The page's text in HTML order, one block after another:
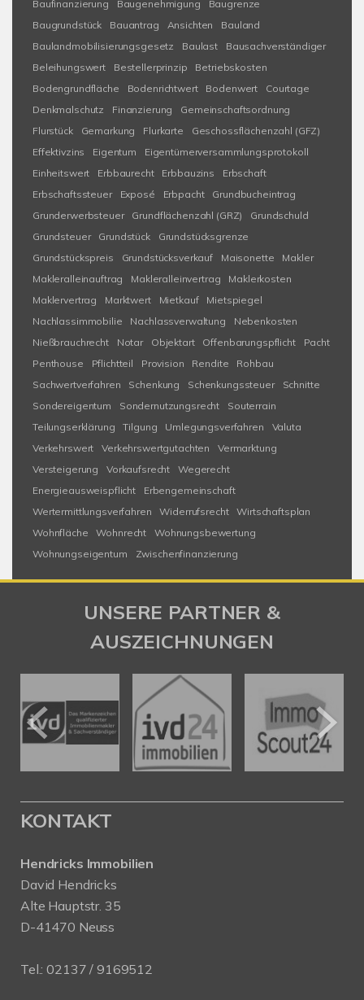
Baufinanzierung
Baugenehmigung
Baugrenze
Baugrundstück
Bauantrag Ansichten
Bauland
Baulandmobilisierungsgesetz
Baulast
Bausachverständiger
Beleihungswert
Bestellerprinzip
Betriebskosten
Bodengrundfläche
Bodenrichtwert Bodenwert
Courtage
Denkmalschutz
Finanzierung
Gemeinschaftsordnung
Flurstück
Gemarkung Flurkarte
Geschossflächenzahl (GFZ)
Effektivzins
Eigentum
Eigentümerversammlungsprotokoll
Einheitswert
Erbbaurecht Erbbauzins
Erbschaft
Erbschaftssteuer
Exposé Erbpacht
Grundbucheintrag
Grunderwerbsteuer
Grundflächenzahl (GRZ)
Grundschuld
Grundsteuer
Grundstück
Grundstücksgrenze
Grundstückspreis
Grundstücksverkauf Maisonette
Makler
Makleralleinauftrag
Makleralleinvertrag
Maklerkosten
Maklervertrag
Marktwert Mietkauf
Mietspiegel
Nachlassimmobilie
Nachlassverwaltung
Nebenkosten
Nießbrauchrecht
Notar Objektart Offenbarungspflicht
Pacht
Penthouse
Pflichtteil Provision Rendite
Rohbau
Sachwertverfahren
Schenkung Schenkungssteuer
Schnitte
Sondereigentum
Sondernutzungsrecht
Souterrain
Teilungserklärung
Tilgung Umlegungsverfahren
Valuta
Verkehrswert
Verkehrswertgutachten
Vermarktung
Versteigerung
Vorkaufsrecht
Wegerecht
Energieausweispflicht
Erbengemeinschaft
Wertermittlungsverfahren
Widerrufsrecht
Wirtschaftsplan
Wohnfläche
Wohnrecht
Wohnungsbewertung
Wohnungseigentum
Zwischenfinanzierung
UNSERE PARTNER &
AUSZEICHNUNGEN
KONTAKT
Hendricks Immobilien
David Hendricks
Alte Hauptstr. 35
D-41470 Neuss
Tel.: 02137 / 9169512